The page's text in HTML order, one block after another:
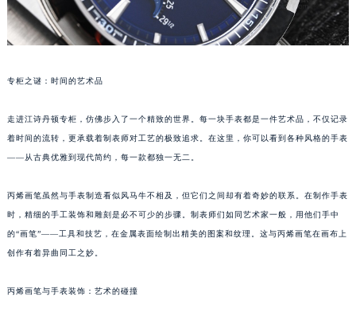
专柜之谜：时间的艺术品
走进江诗丹顿专柜，仿佛步入了一个精致的世界。每一块手表都是一件艺术品，不仅记录
着时间的流转，更承载着制表师对工艺的极致追求。在这里，你可以看到各种风格的手表
——从古典优雅到现代简约，每一款都独一无二。
丙烯画笔虽然与手表制造看似风马牛不相及，但它们之间却有着奇妙的联系。在制作手表
时，精细的手工装饰和雕刻是必不可少的步骤。制表师们如同艺术家一般，用他们手中
的“画笔”——工具和技艺，在金属表面绘制出精美的图案和纹理。这与丙烯画笔在画布上
创作有着异曲同工之妙。
丙烯画笔与手表装饰：艺术的碰撞